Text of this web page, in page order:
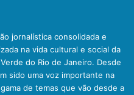
jornalística consolidada e
na vida cultural e social da
do Rio de Janeiro. Desde
sido uma voz importante na
de temas que vão desde a